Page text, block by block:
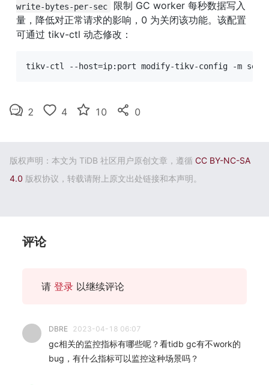
write-bytes-per-sec
限制 GC worker 每秒数据写入
量，降低对正常请求的影响，0 为关闭该功能。该配置
可通过 tikv-ctl 动态修改：
tikv-ctl --host=ip:port modify-tikv-config -m server
2 4 10 0
版权声明：本文为 TiDB 社区用户原创文章，遵循 CC BY-NC-SA
4.0 版权协议，转载请附上原文出处链接和本声明。
评论
请 登录 以继续评论
DBRE 2023-04-18 06:07
gc相关的监控指标有哪些呢？看tidb gc有不work的
bug，有什么指标可以监控这种场景吗？